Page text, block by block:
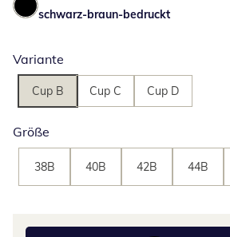
schwarz-braun-bedruckt
Variante
Cup B Cup C Cup D
Größe
38B 40B 42B 44B